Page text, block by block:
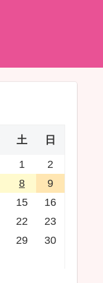
土 日
1
2
8
9
15
16
22
23
29
30